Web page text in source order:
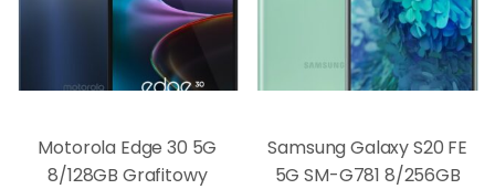
Motorola Edge 30 5G
8/128GB Grafitowy
Samsung Galaxy S20 FE
5G SM-G781 8/256GB